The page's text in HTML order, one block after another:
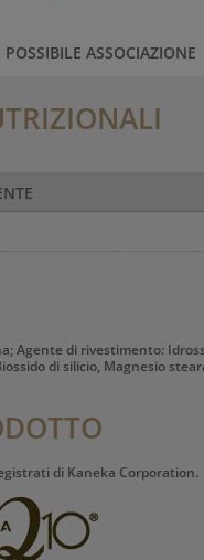
POSSIBILE ASSOCIAZIONE
Agente di rivestimento:
di silicio, Magnesio
di Kaneka Corporation.